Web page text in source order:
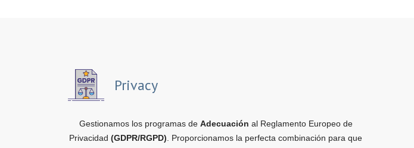
Privacy
Gestionamos los programas de Adecuación al Reglamento Europeo de
Privacidad (GDPR/RGPD) . Proporcionamos la perfecta combinación para que